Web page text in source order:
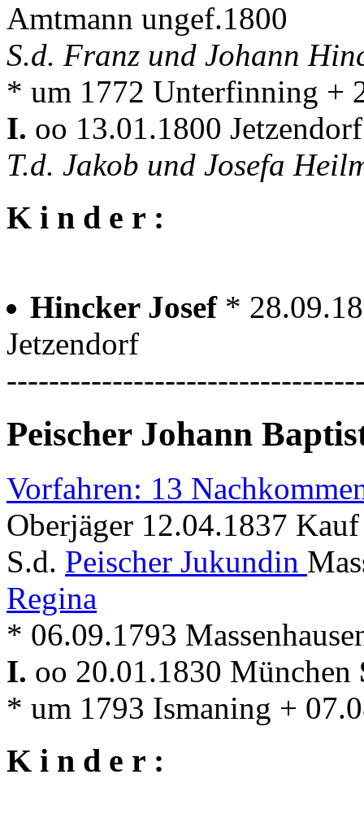
Amtmann ungef.1800
S.d. Franz und Johann
* um 1772 Unterfinning +
I. oo 13.01.1800
T.d. Jakob und Josefa
K i n d e r :
Hincker Josef *
Jetzendorf
Peischer Johann
Vorfahren: 13
Oberjäger 12.04.1837 Kauf
S.d. Peischer Jukundin
Regina
* 06.09.1793
I. oo 20.01.1830 München
* um 1793 Ismaning +
K i n d e r :